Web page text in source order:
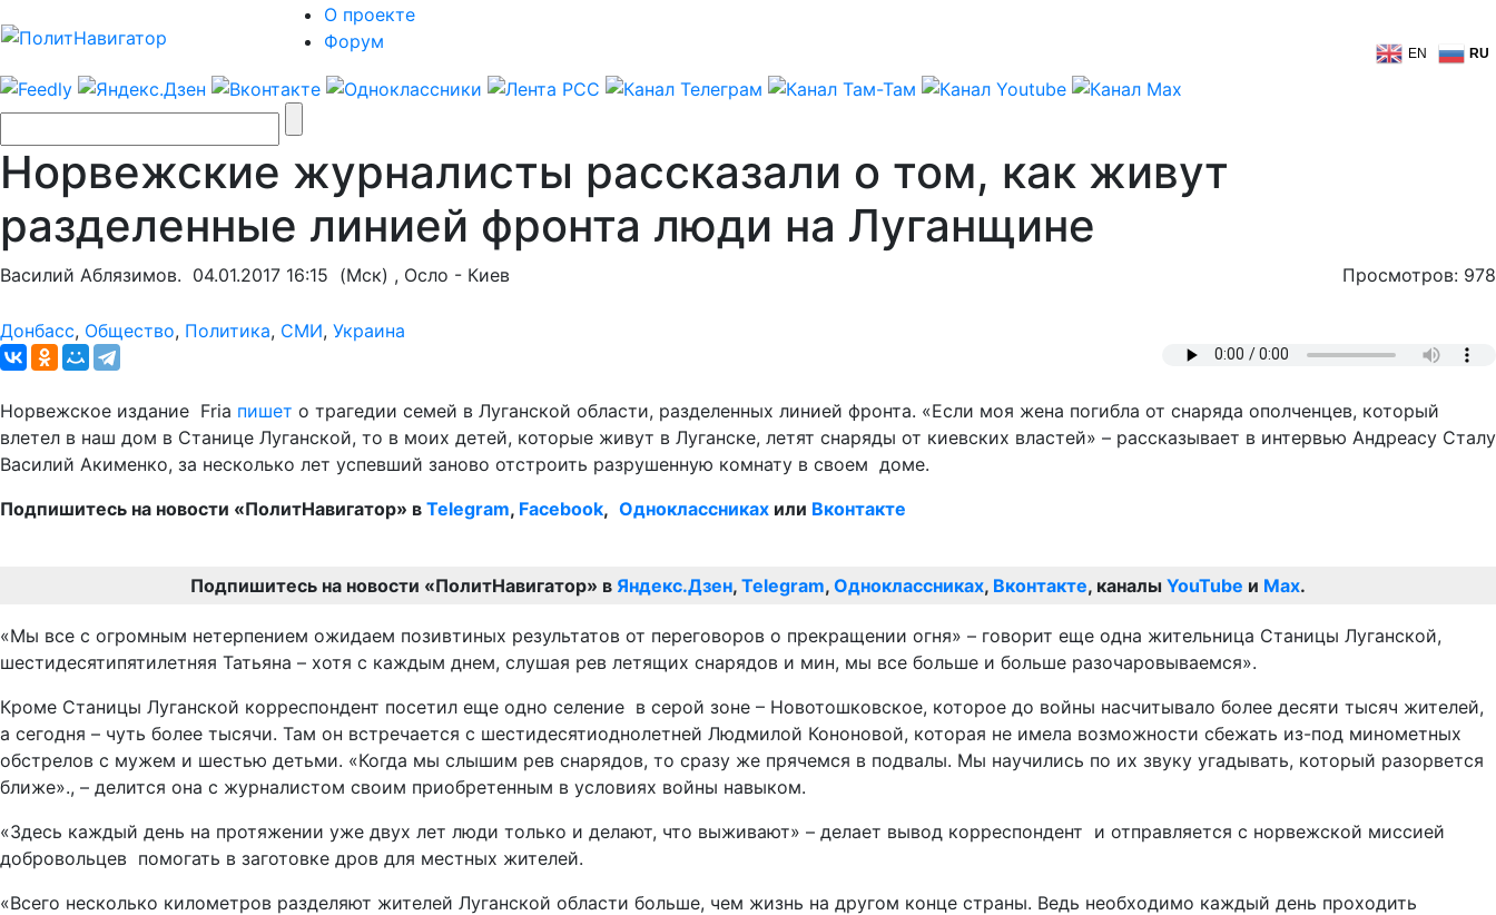
О проекте
Форум
EN RU
Норвежские журналисты рассказали о том, как живут
разделенные линией фронта люди на Луганщине
Василий Аблязимов. 04.01.2017 16:15 (Мск) , Осло - Киев Просмотров: 978
Донбасс, Общество, Политика, СМИ, Украина
Норвежское издание Fria пишет о трагедии семей в Луганской области, разделенных линией фронта. «Если моя жена погибла от снаряда ополченцев, который
влетел в наш дом в Станице Луганской, то в моих детей, которые живут в Луганске, летят снаряды от киевских властей» – рассказывает в интервью Андреасу Сталу
Василий Акименко, за несколько лет успевший заново отстроить разрушенную комнату в своем доме.
Подпишитесь на новости «ПолитНавигатор» в Telegram, Facebook, Одноклассниках или Вконтакте
Подпишитесь на новости «ПолитНавигатор» в Яндекс.Дзен, Telegram, Одноклассниках, Вконтакте, каналы YouTube и Max.
«Мы все с огромным нетерпением ожидаем позивтиных результатов от переговоров о прекращении огня» – говорит еще одна жительница Станицы Луганской,
шестидесятипятилетняя Татьяна – хотя с каждым днем, слушая рев летящих снарядов и мин, мы все больше и больше разочаровываемся».
Кроме Станицы Луганской корреспондент посетил еще одно селение в серой зоне – Новотошковское, которое до войны насчитывало более десяти тысяч жителей,
а сегодня – чуть более тысячи. Там он встречается с шестидесятиоднолетней Людмилой Кононовой, которая не имела возможности сбежать из-под минометных
обстрелов с мужем и шестью детьми. «Когда мы слышим рев снарядов, то сразу же прячемся в подвалы. Мы научились по их звуку угадывать, который разорвется
ближе»., – делится она с журналистом своим приобретенным в условиях войны навыком.
«Здесь каждый день на протяжении уже двух лет люди только и делают, что выживают» – делает вывод корреспондент и отправляется с норвежской миссией
добровольцев помогать в заготовке дров для местных жителей.
«Всего несколько километров разделяют жителей Луганской области больше, чем жизнь на другом конце страны. Ведь необходимо каждый день проходить